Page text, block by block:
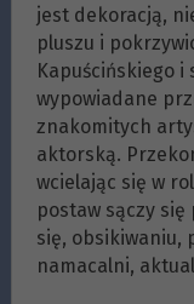
jest dekoracją,
pluszu i
Kapuścińskiego i
wypowiadane
znakomitych
aktorską.
wcielając się w
postaw sączy się
się, obsikiwaniu,
namacalni,